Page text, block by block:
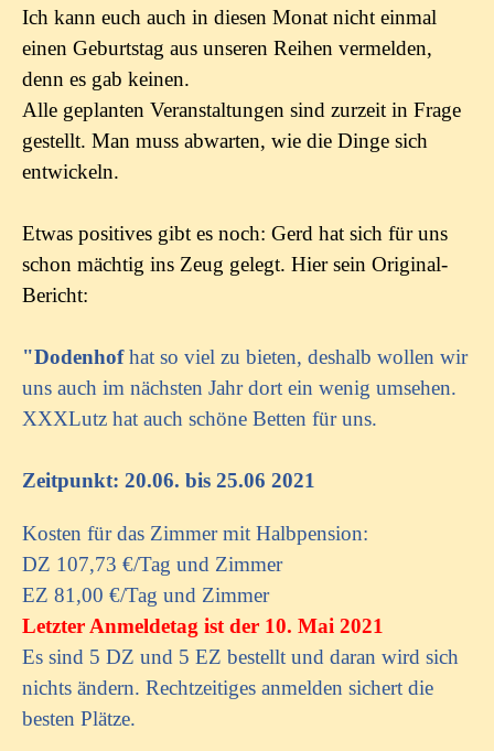
Ich kann euch auch in diesen Monat nicht einmal
einen Geburtstag aus unseren Reihen vermelden,
denn es gab keinen.
Alle geplanten Veranstaltungen sind zurzeit in Frage
gestellt. Man muss abwarten, wie die Dinge sich
entwickeln.
Etwas positives gibt es noch: Gerd hat sich für uns
schon mächtig ins Zeug gelegt. Hier sein Original-
Bericht:
"Dodenhofhat so viel zu bieten, deshalb wollen wir
uns auch im nächsten Jahr dort ein wenig umsehen.
XXXLutz hat auch schöne Betten für uns.
Zeitpunkt: 20.06. bis 25.06 2021
Kosten für das Zimmer mit Halbpension:
DZ 107,73 €/Tag und Zimmer
EZ 81,00 €/Tag und Zimmer
Letzter Anmeldetag ist der 10. Mai 2021
Es sind 5 DZ und 5 EZ bestellt und daran wird sich
nichts ändern. Rechtzeitiges anmelden sichert die
besten Plätze.